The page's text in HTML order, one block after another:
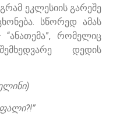
ეკლესიის გარეშე
სწორედ ამას
რომელიც
დედის